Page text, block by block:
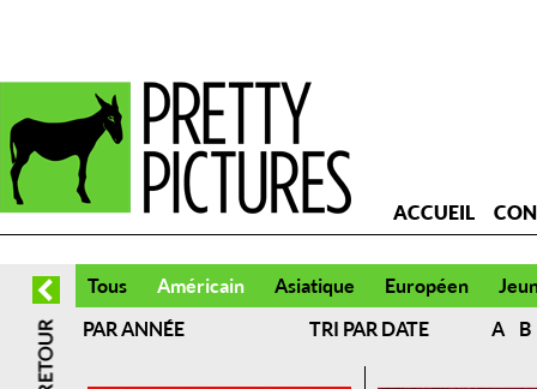
ACCUEIL
Tous Américain Asiatique Européen
PAR ANNÉE
TRI PAR DATE A B